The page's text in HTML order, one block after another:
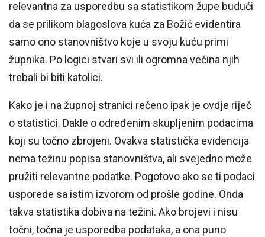
relevantna za usporedbu sa statistikom župe budući
da se prilikom blagoslova kuća za Božić evidentira
samo ono stanovništvo koje u svoju kuću primi
župnika. Po logici stvari svi ili ogromna većina njih
trebali bi biti katolici.
Kako je i na župnoj stranici rečeno ipak je ovdje riječ
o statistici. Dakle o određenim skupljenim podacima
koji su točno zbrojeni. Ovakva statistička evidencija
nema težinu popisa stanovništva, ali svejedno može
pružiti relevantne podatke. Pogotovo ako se ti podaci
usporede sa istim izvorom od prošle godine. Onda
takva statistika dobiva na težini. Ako brojevi i nisu
točni, točna je usporedba podataka, a ona puno